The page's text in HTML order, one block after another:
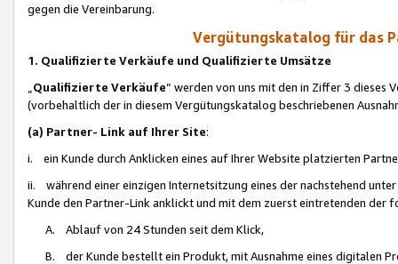
gegen die Vereinbarung.
Vergütungskatalog für das
1. Qualifizierte Verkäufe und Qualifizierte Umsätze
Qualifizierte Verkäufe“ werden von uns mit den in Ziffer 3
(vorbehaltlich der in diesem Vergütungskatalog beschriebenen
(a) Partner- Link auf Ihrer Site:
i. ein Kunde durch Anklicken eines auf Ihrer Website platzierten
ii. während einer einzigen Internetsitzung eines der nachstehend
Kunde den Partner-Link anklickt und mit dem zuerst eintretenden der
A. Ablauf von 24 Stunden seit dem Klick,
B. der Kunde bestellt ein Produkt, mit Ausnahme eines digitalen